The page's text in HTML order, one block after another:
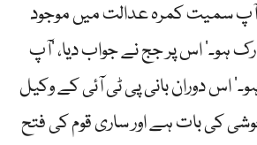
سمیت کمرہ عدالت میں موجود
ہو۔‘ اس پر جج نے جواب دیا، ’آپ
اس دوران بانی پی ٹی آئی کے وکیل
کی بات ہے اور ساری قوم کی فتح